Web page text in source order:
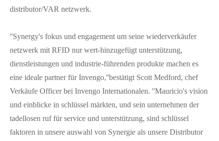
distributor/VAR netzwerk.
''Synergy's fokus und engagement um seine wiederverkäufer
netzwerk mit RFID nur wert-hinzugefügt unterstützung,
dienstleistungen und industrie-führenden produkte machen es
eine ideale partner für Invengo,''bestätigt Scott Medford, chef
Verkäufe Officer bei Invengo Internationalen. ''Mauricio's vision
und einblicke in schlüssel märkten, und sein unternehmen der
tadellosen ruf für service und unterstützung, sind schlüssel
faktoren in unsere auswahl von Synergie als unsere Distributor